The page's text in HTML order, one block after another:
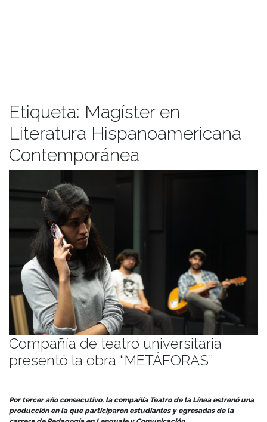
Etiqueta: Magíster en
Literatura Hispanoamericana
Contemporánea
Compañía de teatro universitaria
presentó la obra “METÁFORAS”
Por tercer año consecutivo, la compañía Teatro de la Línea estrenó una
producción en la que participaron estudiantes y egresadas de la